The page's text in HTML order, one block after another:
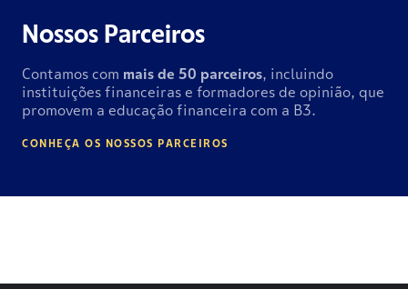
Nossos Parceiros
Contamos com mais de 50 parceiros, incluindo
instituições financeiras e formadores de opinião, que
promovem a educação financeira com a B3.
CONHEÇA OS NOSSOS PARCEIROS